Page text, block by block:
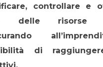
controllare e
delle risorse
di